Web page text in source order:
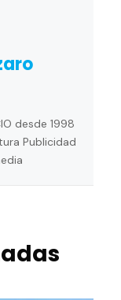
desde 1998
Publicidad